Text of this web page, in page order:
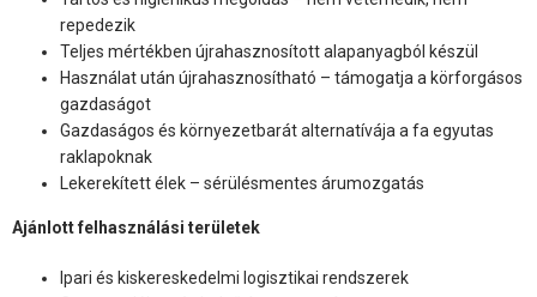
repedezik
Teljes mértékben újrahasznosított alapanyagból készül
Használat után újrahasznosítható – támogatja a körforgásos
gazdaságot
Gazdaságos és környezetbarát alternatívája a fa egyutas
raklapoknak
Lekerekített élek – sérülésmentes árumozgatás
Ajánlott felhasználási területek
Ipari és kiskereskedelmi logisztikai rendszerek